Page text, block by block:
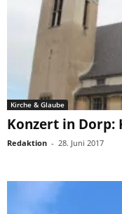
Kirche & Glaube
Konzert in Dorp:
Redaktion - 28. Juni 2017